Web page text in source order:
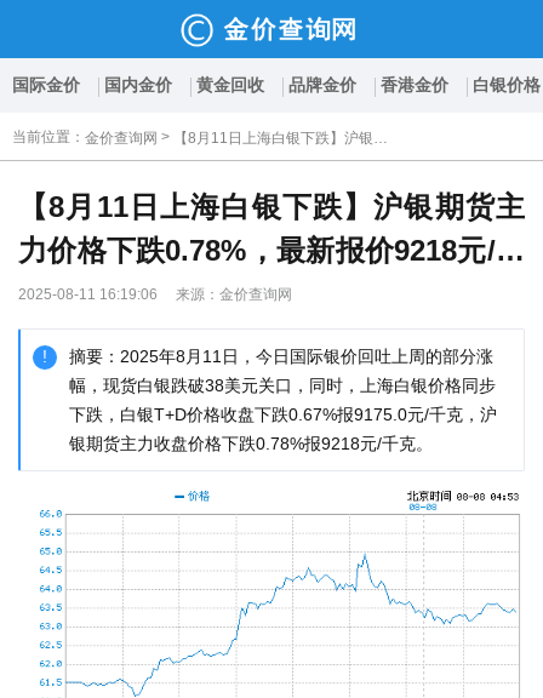
国际金价 国内金价 黄金回收 品牌金价 香港金价 白银价格
当前位置 ： 金价查询网 > 【8月11日上海白银下跌】沪银期货主力价格下跌0.78%，最新报价9218元/千克
【8月11日上海白银下跌】沪银期货主
力价格下跌0.78%，最新报价9218元/千
克
2025-08-11 16:19:06 来源：金价查询网
摘要：2025年8月11日，今日国际银价回吐上周的部分涨
幅，现货白银跌破38美元关口，同时，上海白银价格同步
下跌，白银T+D价格收盘下跌0.67%报9175.0元/千克，沪
银期货主力收盘价格下跌0.78%报9218元/千克。